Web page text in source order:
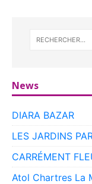
News
DIARA BAZAR
LES JARDINS
CARRÉMENT
Atol Chartres La